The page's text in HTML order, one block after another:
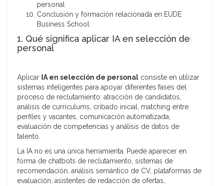
personal
Conclusión y formación relacionada en EUDE
Business School
1. Qué significa aplicar IA en selección de
personal
Aplicar IA en selección de personal consiste en utilizar
sistemas inteligentes para apoyar diferentes fases del
proceso de reclutamiento: atracción de candidatos,
análisis de currículums, cribado inicial, matching entre
perfiles y vacantes, comunicación automatizada,
evaluación de competencias y análisis de datos de
talento.
La IA no es una única herramienta. Puede aparecer en
forma de chatbots de reclutamiento, sistemas de
recomendación, análisis semántico de CV, plataformas de
evaluación, asistentes de redacción de ofertas,